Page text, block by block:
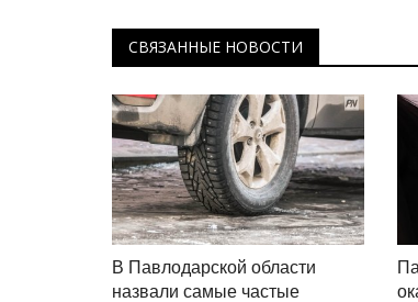
СВЯЗАННЫЕ НОВОСТИ
В Павлодарской области
назвали самые частые
умилили пользователей
Май 2, 2026 0 2723
В интернете появилось видео,
набирает просмотры.